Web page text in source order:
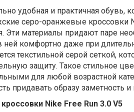
удобная и практичная
серо-оранжевые кроссовки
Эти материалы придают паре
ней комфортно даже при
текстильной серой сеткой,
защиту. Такое стильное
для любой возрастной
придавать образу заметность и
Nike Free Run 3.0 V5